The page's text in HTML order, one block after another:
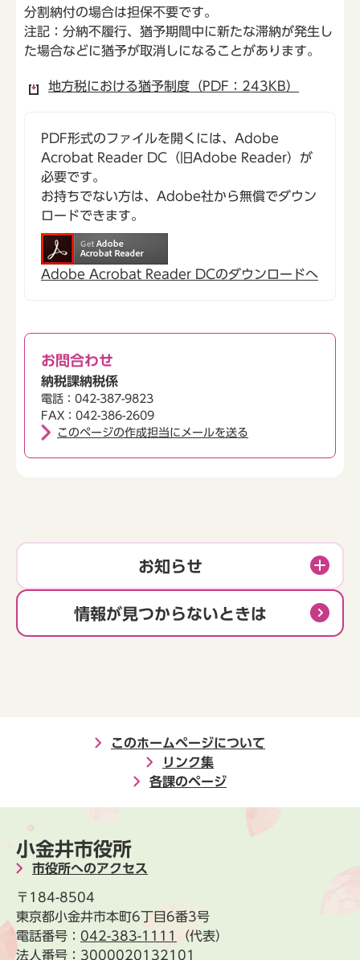
分割納付の場合は担保不要です。
注記：分納不履行、猶予期間中に新たな滞納が発生し
た場合などに猶予が取消しになることがあります。
地方税における猶予制度（PDF：243KB）
PDF形式のファイルを開くには、Adobe
Acrobat Reader DC（旧Adobe Reader）が
必要です。
お持ちでない方は、Adobe社から無償でダウン
ロードできます。
Adobe Acrobat Reader DCのダウンロードへ
お問合わせ
納税課納税係
電話：042-387-9823
FAX：042-386-2609
このページの作成担当にメールを送る
お知らせ
情報が見つからないときは
このホームページについて
リンク集
各課のページ
小金井市役所
市役所へのアクセス
〒184-8504
東京都小金井市本町6丁目6番3号
電話番号： 042-383-1111
（代表）
法人番号：3000020132101